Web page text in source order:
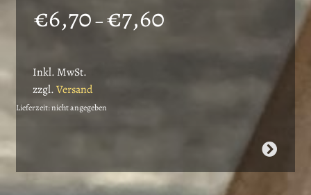
€6,70–€7,60
€7,60
Inkl. MwSt.
zzgl.Versand
Lieferzeit: nicht angegeben
weist